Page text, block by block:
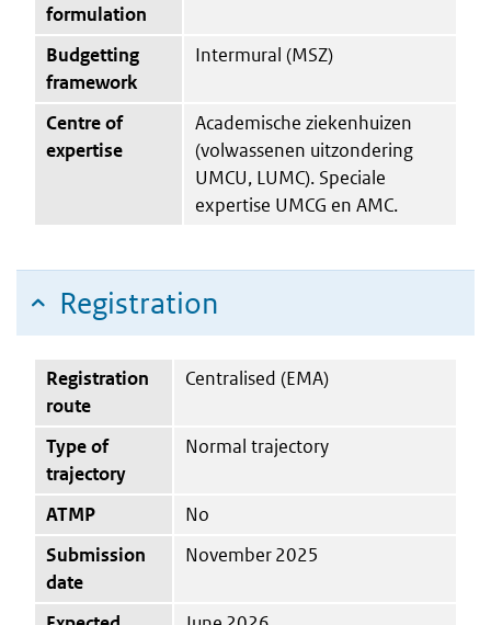
formulation
Budgetting
framework
Intermural (MSZ)
Centre of
expertise
Academische ziekenhuizen
(volwassenen uitzondering
UMCU, LUMC). Speciale
expertise UMCG en AMC.
Registration
Registration
route
Centralised (EMA)
Type of
trajectory
Normal trajectory
ATMP
No
Submission
date
November 2025